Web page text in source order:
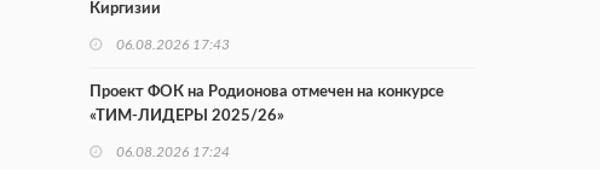
Киргизии
06.08.2026 17:43
Проект ФОК на Родионова отмечен на конкурсе
«ТИМ-ЛИДЕРЫ 2025/26»
06.08.2026 17:24